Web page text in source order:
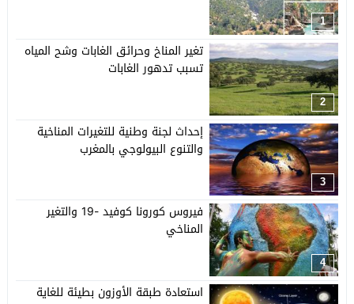
1
2
تغير المناخ وحرائق الغابات وشح المياه
تسبب تدهور الغابات
3
إحداث لجنة وطنية للتغيرات المناخية
والتنوع البيولوجي بالمغرب
4
فيروس كورونا كوفيد -19 والتغير
المناخي
استعادة طبقة الأوزون بطيئة للغاية